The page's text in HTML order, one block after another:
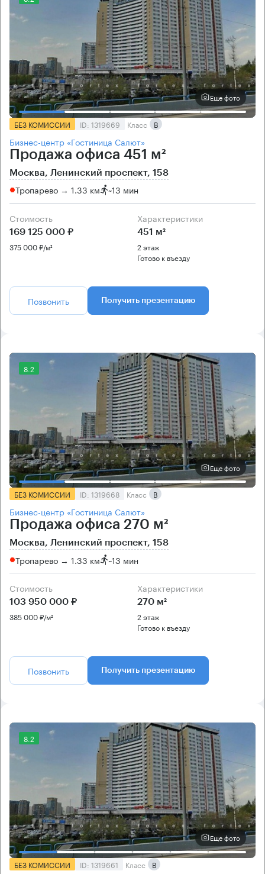
Еще фото
БЕЗ КОМИССИИ ID: 1319669 Класс B
Бизнес-центр «Гостиница Салют»
Продажа офиса 451 м²
Москва, Ленинский проспект, 158
Тропарево → 1.33 км ~13 мин
Стоимость
169 125 000 ₽
375 000 ₽/м²
Характеристики
451 м²
2 этаж
Готово к въезду
Позвонить Получить презентацию
8.2
Еще фото
БЕЗ КОМИССИИ ID: 1319668 Класс B
Бизнес-центр «Гостиница Салют»
Продажа офиса 270 м²
Москва, Ленинский проспект, 158
Тропарево → 1.33 км ~13 мин
Стоимость
103 950 000 ₽
385 000 ₽/м²
Характеристики
270 м²
2 этаж
Готово к въезду
Позвонить Получить презентацию
8.2
Еще фото
БЕЗ КОМИССИИ ID: 1319661 Класс B